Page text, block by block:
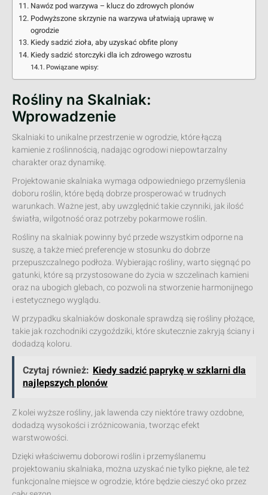
Nawóz pod warzywa – klucz do zdrowych plonów
Podwyższone skrzynie na warzywa ułatwiają uprawę w
ogrodzie
Kiedy sadzić zioła, aby uzyskać obfite plony
Kiedy sadzić storczyki dla ich zdrowego wzrostu
Powiązane wpisy:
Rośliny na Skalniak:
Wprowadzenie
Skalniaki to unikalne przestrzenie w ogrodzie, które łączą
kamienie z roślinnością, nadając ogrodowi niepowtarzalny
charakter oraz dynamikę.
Projektowanie skalniaka wymaga odpowiedniego przemyślenia
doboru roślin, które będą dobrze prosperować w trudnych
warunkach. Ważne jest, aby uwzględnić takie czynniki, jak ilość
światła, wilgotność oraz potrzeby pokarmowe roślin.
Rośliny na skalniak powinny być przede wszystkim odporne na
suszę, a także mieć preferencje w stosunku do dobrze
przepuszczalnego podłoża. Wybierając rośliny, warto sięgnąć po
gatunki, które są przystosowane do życia w szczelinach kamieni
oraz na ubogich glebach, co pozwoli na stworzenie harmonijnego
i estetycznego wyglądu.
W przypadku skalniaków doskonale sprawdzą się rośliny płożące,
takie jak rozchodniki czygoździki, które skutecznie zakryją ściany i
dodadzą koloru.
Czytaj również: Kiedy sadzić paprykę w szklarni dla
najlepszych plonów
Z kolei wyższe rośliny, jak lawenda czy niektóre trawy ozdobne,
dodadzą wysokości i zróżnicowania, tworząc efekt
warstwowości.
Dzięki właściwemu doborowi roślin i przemyślanemu
projektowaniu skalniaka, można uzyskać nie tylko piękne, ale też
funkcjonalne miejsce w ogrodzie, które będzie cieszyć oko przez